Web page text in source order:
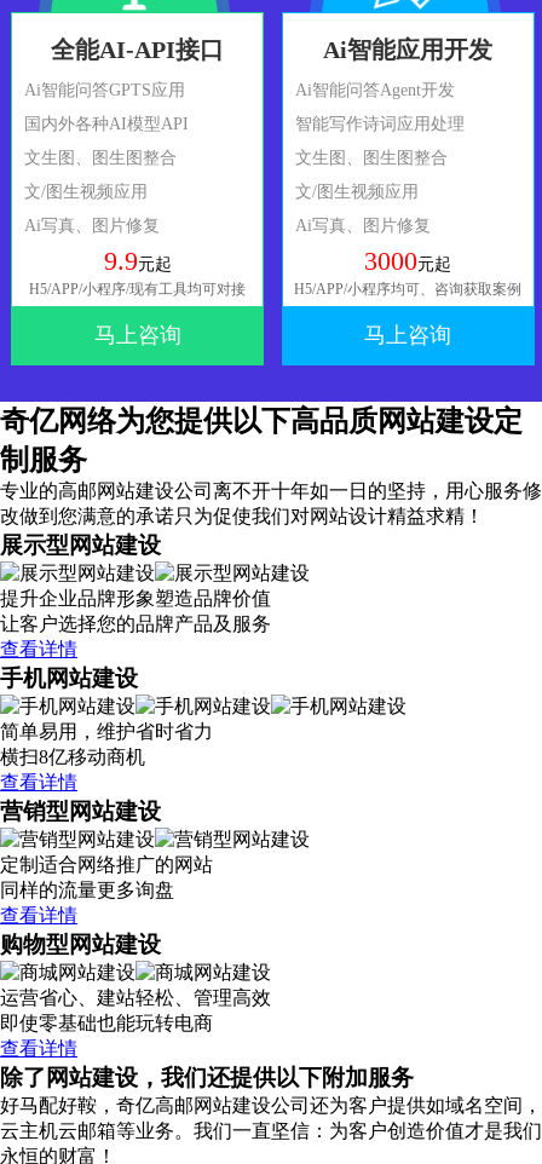
全能AI-API接口
Ai智能问答GPTS应用
国内外各种AI模型API
文生图、图生图整合
文/图生视频应用
Ai写真、图片修复
9.9元起
H5/APP/小程序/现有工具均可对接
马上咨询
Ai智能应用开发
Ai智能问答Agent开发
智能写作诗词应用处理
文生图、图生图整合
文/图生视频应用
Ai写真、图片修复
3000元起
H5/APP/小程序均可、咨询获取案例
马上咨询
奇亿网络为您提供以下高品质网站建设定
制服务
专业的高邮网站建设公司离不开十年如一日的坚持， 用心服务修
改做到您满意的承诺只为促使我们对网站设计精益求精！
展示型网站建设
提升企业品牌形象塑造品牌价值
让客户选择您的品牌产品及服务
查看详情
手机网站建设
简单易用，维护省时省力
横扫8亿移动商机
查看详情
营销型网站建设
定制适合网络推广的网站
同样的流量更多询盘
查看详情
购物型网站建设
运营省心、建站轻松、管理高效
即使零基础也能玩转电商
查看详情
除了网站建设，我们还提供以下附加服务
好马配好鞍，奇亿高邮网站建设公司还为客户提供如域名空间，
云主机云邮箱等业务。我们一直坚信：为客户创造价值才是我们
永恒的财富！